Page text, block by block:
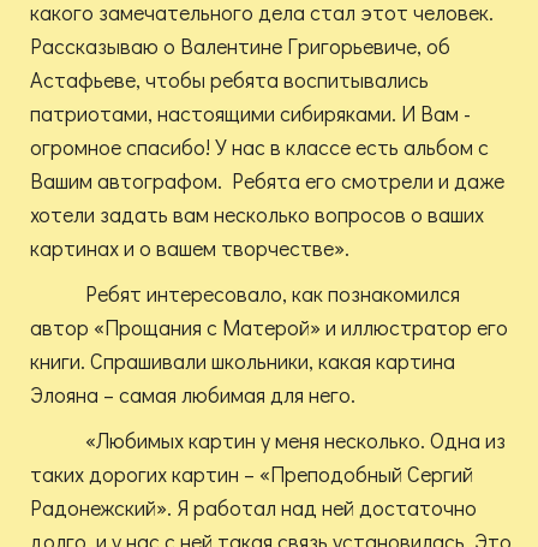
какого замечательного дела стал этот человек.
Рассказываю о Валентине Григорьевиче, об
Астафьеве, чтобы ребята воспитывались
патриотами, настоящими сибиряками. И Вам -
огромное спасибо! У нас в классе есть альбом с
Вашим автографом. Ребята его смотрели и даже
хотели задать вам несколько вопросов о ваших
картинах и о вашем творчестве».
Ребят интересовало, как познакомился
автор «Прощания с Матерой» и иллюстратор его
книги. Спрашивали школьники, какая картина
Элояна – самая любимая для него.
«Любимых картин у меня несколько. Одна из
таких дорогих картин – «Преподобный Сергий
Радонежский». Я работал над ней достаточно